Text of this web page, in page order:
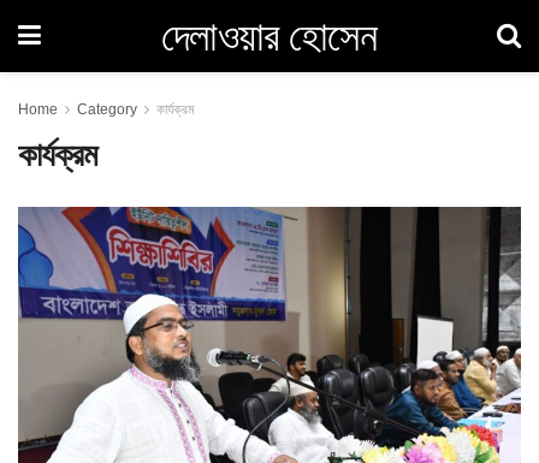
দেলাওয়ার হোসেন
Home Category কার্যক্রম
কার্যক্রম